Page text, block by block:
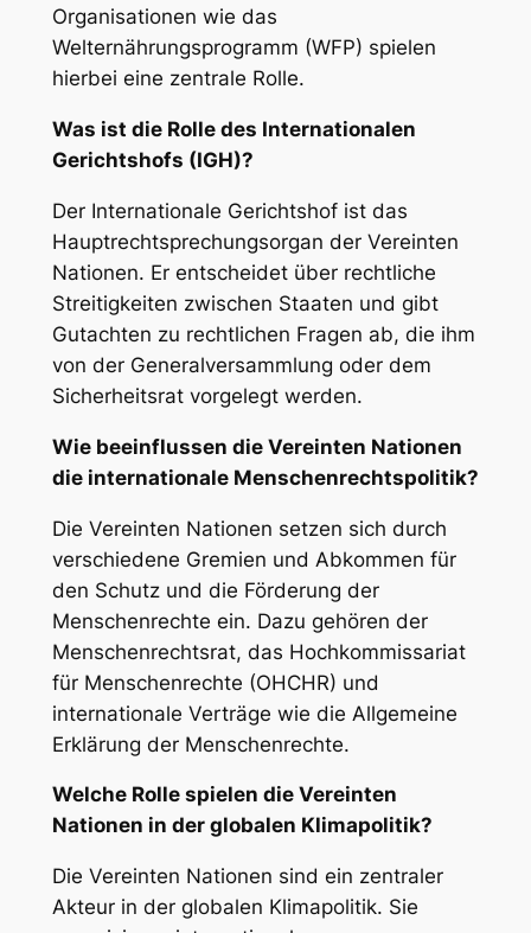
Organisationen wie das
Welternährungsprogramm (WFP) spielen
hierbei eine zentrale Rolle.
Was ist die Rolle des Internationalen
Gerichtshofs (IGH)?
Der Internationale Gerichtshof ist das
Hauptrechtsprechungsorgan der Vereinten
Nationen. Er entscheidet über rechtliche
Streitigkeiten zwischen Staaten und gibt
Gutachten zu rechtlichen Fragen ab, die ihm
von der Generalversammlung oder dem
Sicherheitsrat vorgelegt werden.
Wie beeinflussen die Vereinten Nationen
die internationale Menschenrechtspolitik?
Die Vereinten Nationen setzen sich durch
verschiedene Gremien und Abkommen für
den Schutz und die Förderung der
Menschenrechte ein. Dazu gehören der
Menschenrechtsrat, das Hochkommissariat
für Menschenrechte (OHCHR) und
internationale Verträge wie die Allgemeine
Erklärung der Menschenrechte.
Welche Rolle spielen die Vereinten
Nationen in der globalen Klimapolitik?
Die Vereinten Nationen sind ein zentraler
Akteur in der globalen Klimapolitik. Sie